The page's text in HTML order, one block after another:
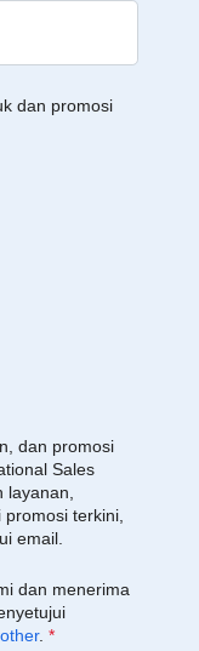
dan promosi
dan promosi
Sales
terkini,
email.
dan menerima
. *